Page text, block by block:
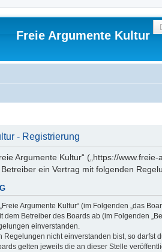
Freie Argumente Kultur
- Registrierung
Argumente Kultur“ („https://
ein Vertrag mit folgenden
Argumente Kultur“ (im Folgenden „das
dem Betreiber des Boards ab (im Folgenden
einverstanden.
Regelungen nicht einverstanden bist, so darfst
gelten jeweils die an dieser Stelle